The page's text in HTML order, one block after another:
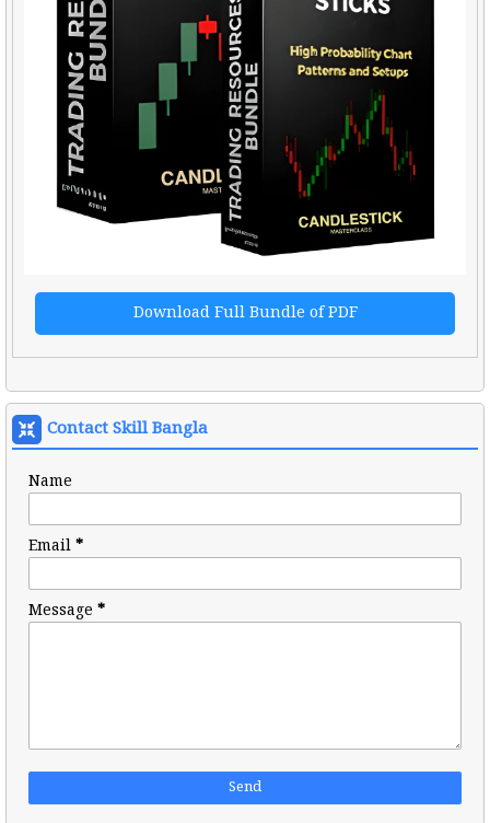
Download Full Bundle of PDF
Contact Skill Bangla
Name
Email*
Message *